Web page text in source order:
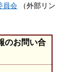
員会 （外部リン
のお問い合